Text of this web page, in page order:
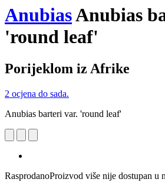
AnubiasAnubias
'round leaf'
Porijeklom iz Afrike
2 ocjena do sada.
Anubias barteri var. 'round leaf'
RasprodanoProizvod više nije dostupan u